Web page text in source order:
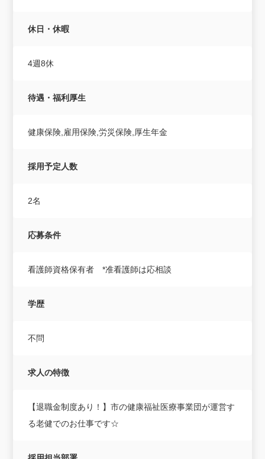
休日・休暇
4週8休
待遇・福利厚生
健康保険,雇用保険,労災保険,厚生年金
採用予定人数
2名
応募条件
看護師資格保有者 *准看護師は応相談
学歴
不問
求人の特徴
【退職金制度あり！】市の健康福祉医療事業団が運営す
る老健でのお仕事です☆